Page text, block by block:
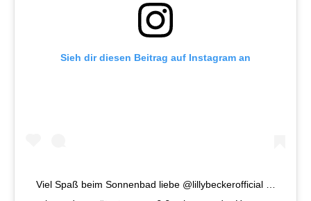
Sieh dir diesen Beitrag auf Instagram an
Viel Spaß beim Sonnenbad liebe @lillybeckerofficial …